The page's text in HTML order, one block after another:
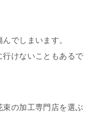
でしまいます。
行けないこともあるで
の加工専門店を選ぶ